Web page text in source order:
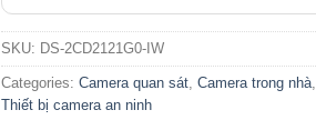
SKU: DS-2CD2121G0-IW
Categories:Camera quan sát,Camera trong nhà,
Thiết bị camera an ninh